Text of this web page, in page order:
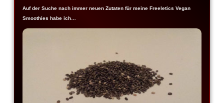
Auf der Suche nach immer neuen Zutaten für meine Freeletics Vegan
Smoothies habe ich…